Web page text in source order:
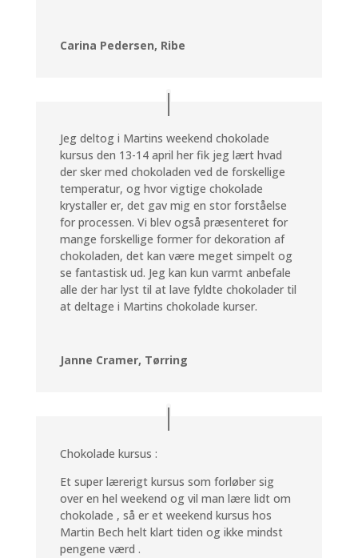
Carina Pedersen, Ribe
Jeg deltog i Martins weekend chokolade
kursus den 13-14 april her fik jeg lært hvad
der sker med chokoladen ved de forskellige
temperatur, og hvor vigtige chokolade
krystaller er, det gav mig en stor forståelse
for processen. Vi blev også præsenteret for
mange forskellige former for dekoration af
chokoladen, det kan være meget simpelt og
se fantastisk ud. Jeg kan kun varmt anbefale
alle der har lyst til at lave fyldte chokolader til
at deltage i Martins chokolade kurser.
Janne Cramer, Tørring
Chokolade kursus :
Et super lærerigt kursus som forløber sig
over en hel weekend og vil man lære lidt om
chokolade , så er et weekend kursus hos
Martin Bech helt klart tiden og ikke mindst
pengene værd .